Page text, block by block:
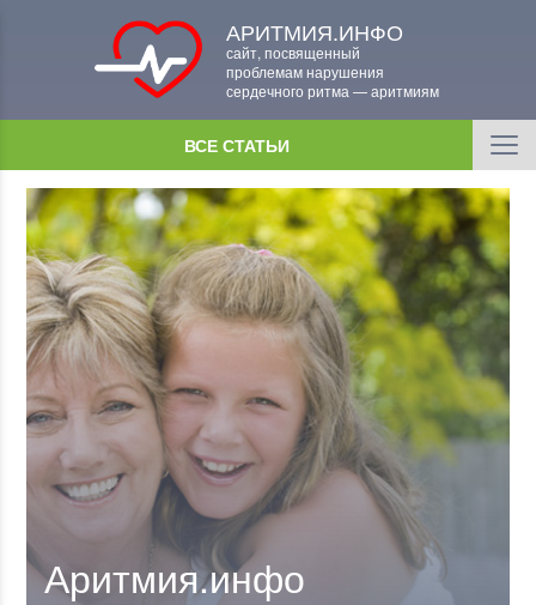
АРИТМИЯ.ИНФО
сайт, посвященный
проблемам нарушения
сердечного ритма — аритмиям
ВСЕ СТАТЬИ
Аритмия.инфо
Аритмия.инфо